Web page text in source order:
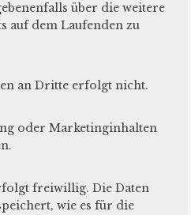
über die weitere
auf dem Laufenden zu
an Dritte erfolgt nicht.
oder Marketinginhalten
freiwillig. Die Daten
wie es für die